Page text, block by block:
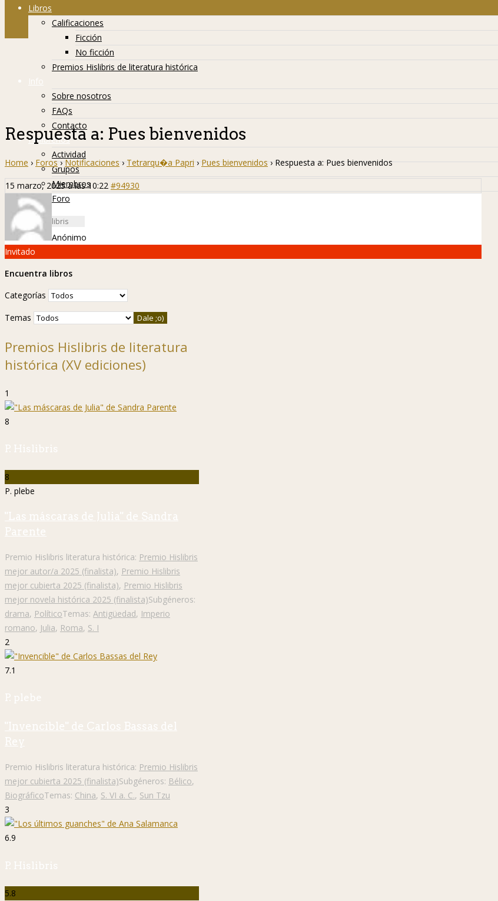
Libros
Calificaciones
Ficción
No ficción
Premios Hislibris de literatura histórica
Info
Sobre nosotros
FAQs
Contacto
Hislibreños
Actividad
Grupos
Miembros
Foro
Respuesta a: Pues bienvenidos
Home › Foros › Notificaciones › Tetrarqu�a Papri › Pues bienvenidos › Respuesta a: Pues bienvenidos
15 marzo, 2025 a las 10:22 #94930
Anónimo
Invitado
Encuentra libros
Categorías
Temas
Premios Hislibris de literatura
histórica (XV ediciones)
1
8
P. Hislibris
8
P. plebe
"Las máscaras de Julia" de Sandra
Parente
Premio Hislibris literatura histórica: Premio Hislibris
mejor autor/a 2025 (finalista), Premio Hislibris
mejor cubierta 2025 (finalista), Premio Hislibris
mejor novela histórica 2025 (finalista)Subgéneros:
drama, PolíticoTemas: Antigüedad, Imperio
romano, Julia, Roma, S. I
2
7.1
P. plebe
"Invencible" de Carlos Bassas del
Rey
Premio Hislibris literatura histórica: Premio Hislibris
mejor cubierta 2025 (finalista)Subgéneros: Bélico,
BiográficoTemas: China, S. VI a. C., Sun Tzu
3
6.9
P. Hislibris
5.8